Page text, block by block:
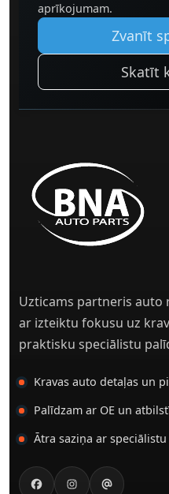
aprīkojumam.
Zvanīt
Skatīt
Uzticams partneris auto
ar izteiktu fokusu uz
praktisku speciālistu
Kravas auto detaļas un
Palīdzam ar OE un
Ātra saziņa ar